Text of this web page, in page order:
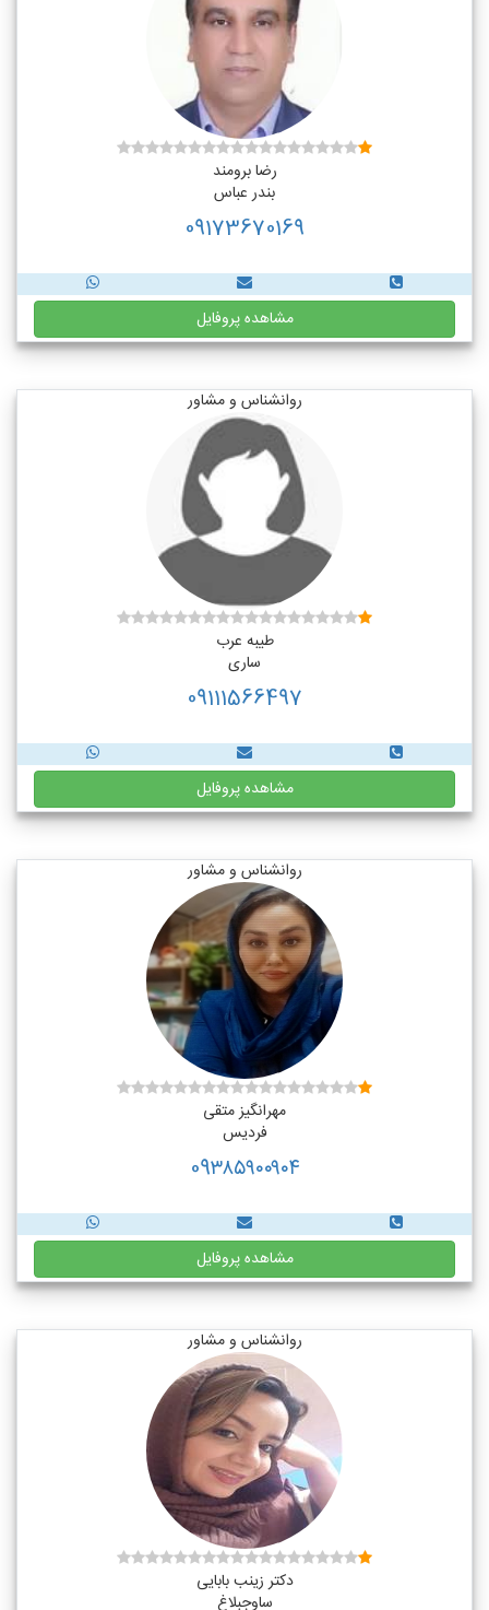
رضا برومند
بندر عباس
09173670169
مشاهده پروفایل
روانشناس و مشاور
طیبه عرب
ساری
09111566497
مشاهده پروفایل
روانشناس و مشاور
مهرانگیز متقی
فردیس
09۳۸۵۹۰۰۹۰۴
مشاهده پروفایل
روانشناس و مشاور
دکتر زینب بابایی
ساوجبلاغ